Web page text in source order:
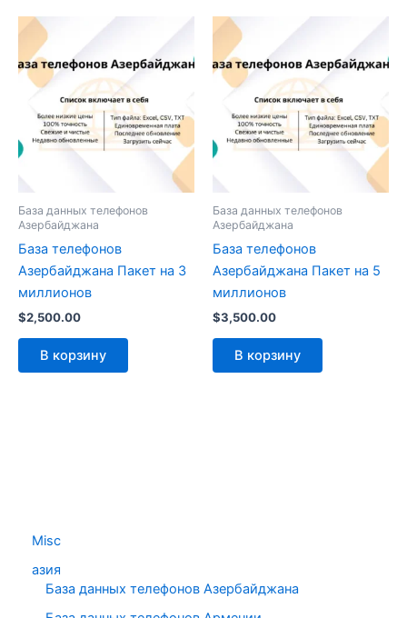
Misc
азия
База данных телефонов Азербайджана
База данных телефонов
Азербайджана
База телефонов
Азербайджана Пакет на 3
миллионов
$2,500.00
В корзину
База данных телефонов
Азербайджана
База телефонов
Азербайджана Пакет на 5
миллионов
$3,500.00
В корзину